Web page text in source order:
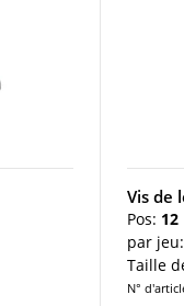
Vis de
Pos: 12
par jeu:
Taille
N°